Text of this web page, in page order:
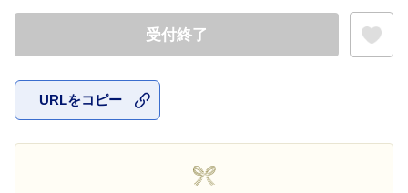
受付終了
URLをコピー